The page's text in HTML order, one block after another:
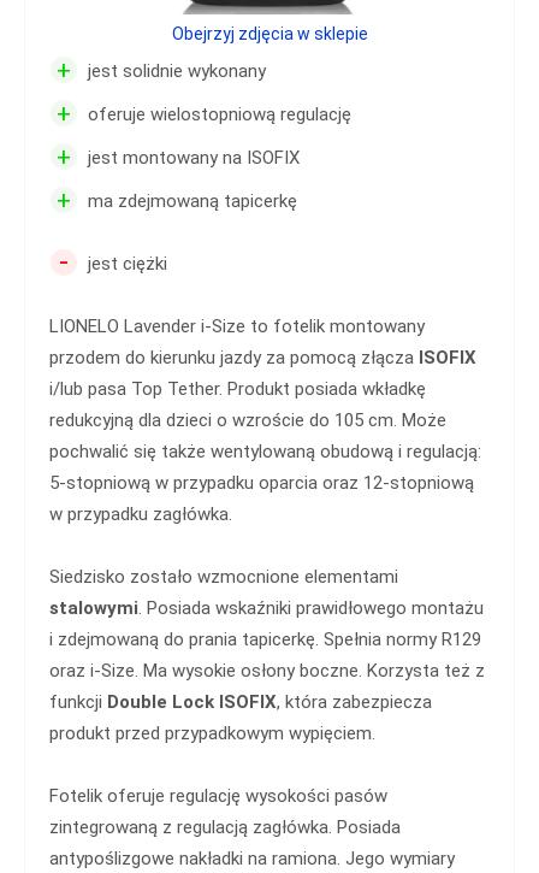
+ jest solidnie wykonany
+ oferuje wielostopniową regulację
+ jest montowany na ISOFIX
+ ma zdejmowaną tapicerkę
- jest ciężki
LIONELO Lavender i-Size to fotelik montowany
przodem do kierunku jazdy za pomocą złącza ISOFIX
i/lub pasa Top Tether. Produkt posiada wkładkę
redukcyjną dla dzieci o wzroście do 105 cm. Może
pochwalić się także wentylowaną obudową i regulacją:
5-stopniową w przypadku oparcia oraz 12-stopniową
w przypadku zagłówka.
Siedzisko zostało wzmocnione elementami
stalowymi. Posiada wskaźniki prawidłowego montażu
i zdejmowaną do prania tapicerkę. Spełnia normy R129
oraz i-Size. Ma wysokie osłony boczne. Korzysta też z
funkcji Double Lock ISOFIX, która zabezpiecza
produkt przed przypadkowym wypięciem.
Fotelik oferuje regulację wysokości pasów
zintegrowaną z regulacją zagłówka. Posiada
antypoślizgowe nakładki na ramiona. Jego wymiary
Obejrzyj zdjęcia w sklepie